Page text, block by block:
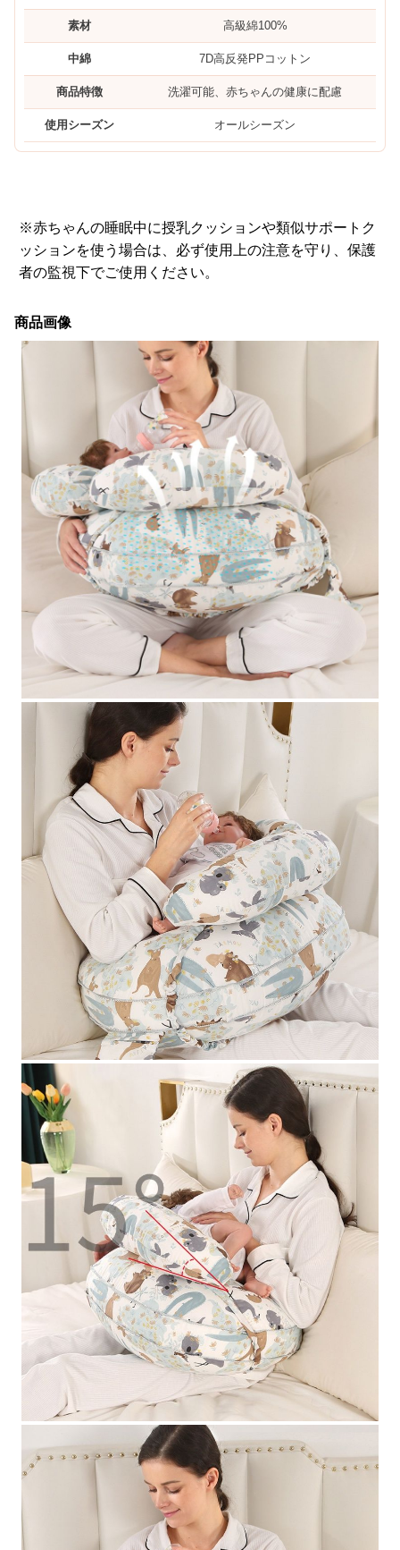
素材 高級綿100%
中綿 7D高反発PPコットン
商品特徴 洗濯可能、赤ちゃんの健康に配慮
使用シーズン オールシーズン
※赤ちゃんの睡眠中に授乳クッションや類似サポートク
ッションを使う場合は、必ず使用上の注意を守り、保護
者の監視下でご使用ください。
商品画像